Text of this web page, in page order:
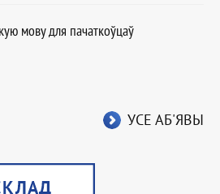
мову для пачаткоўцаў
УСЕ АБ'ЯВЫ